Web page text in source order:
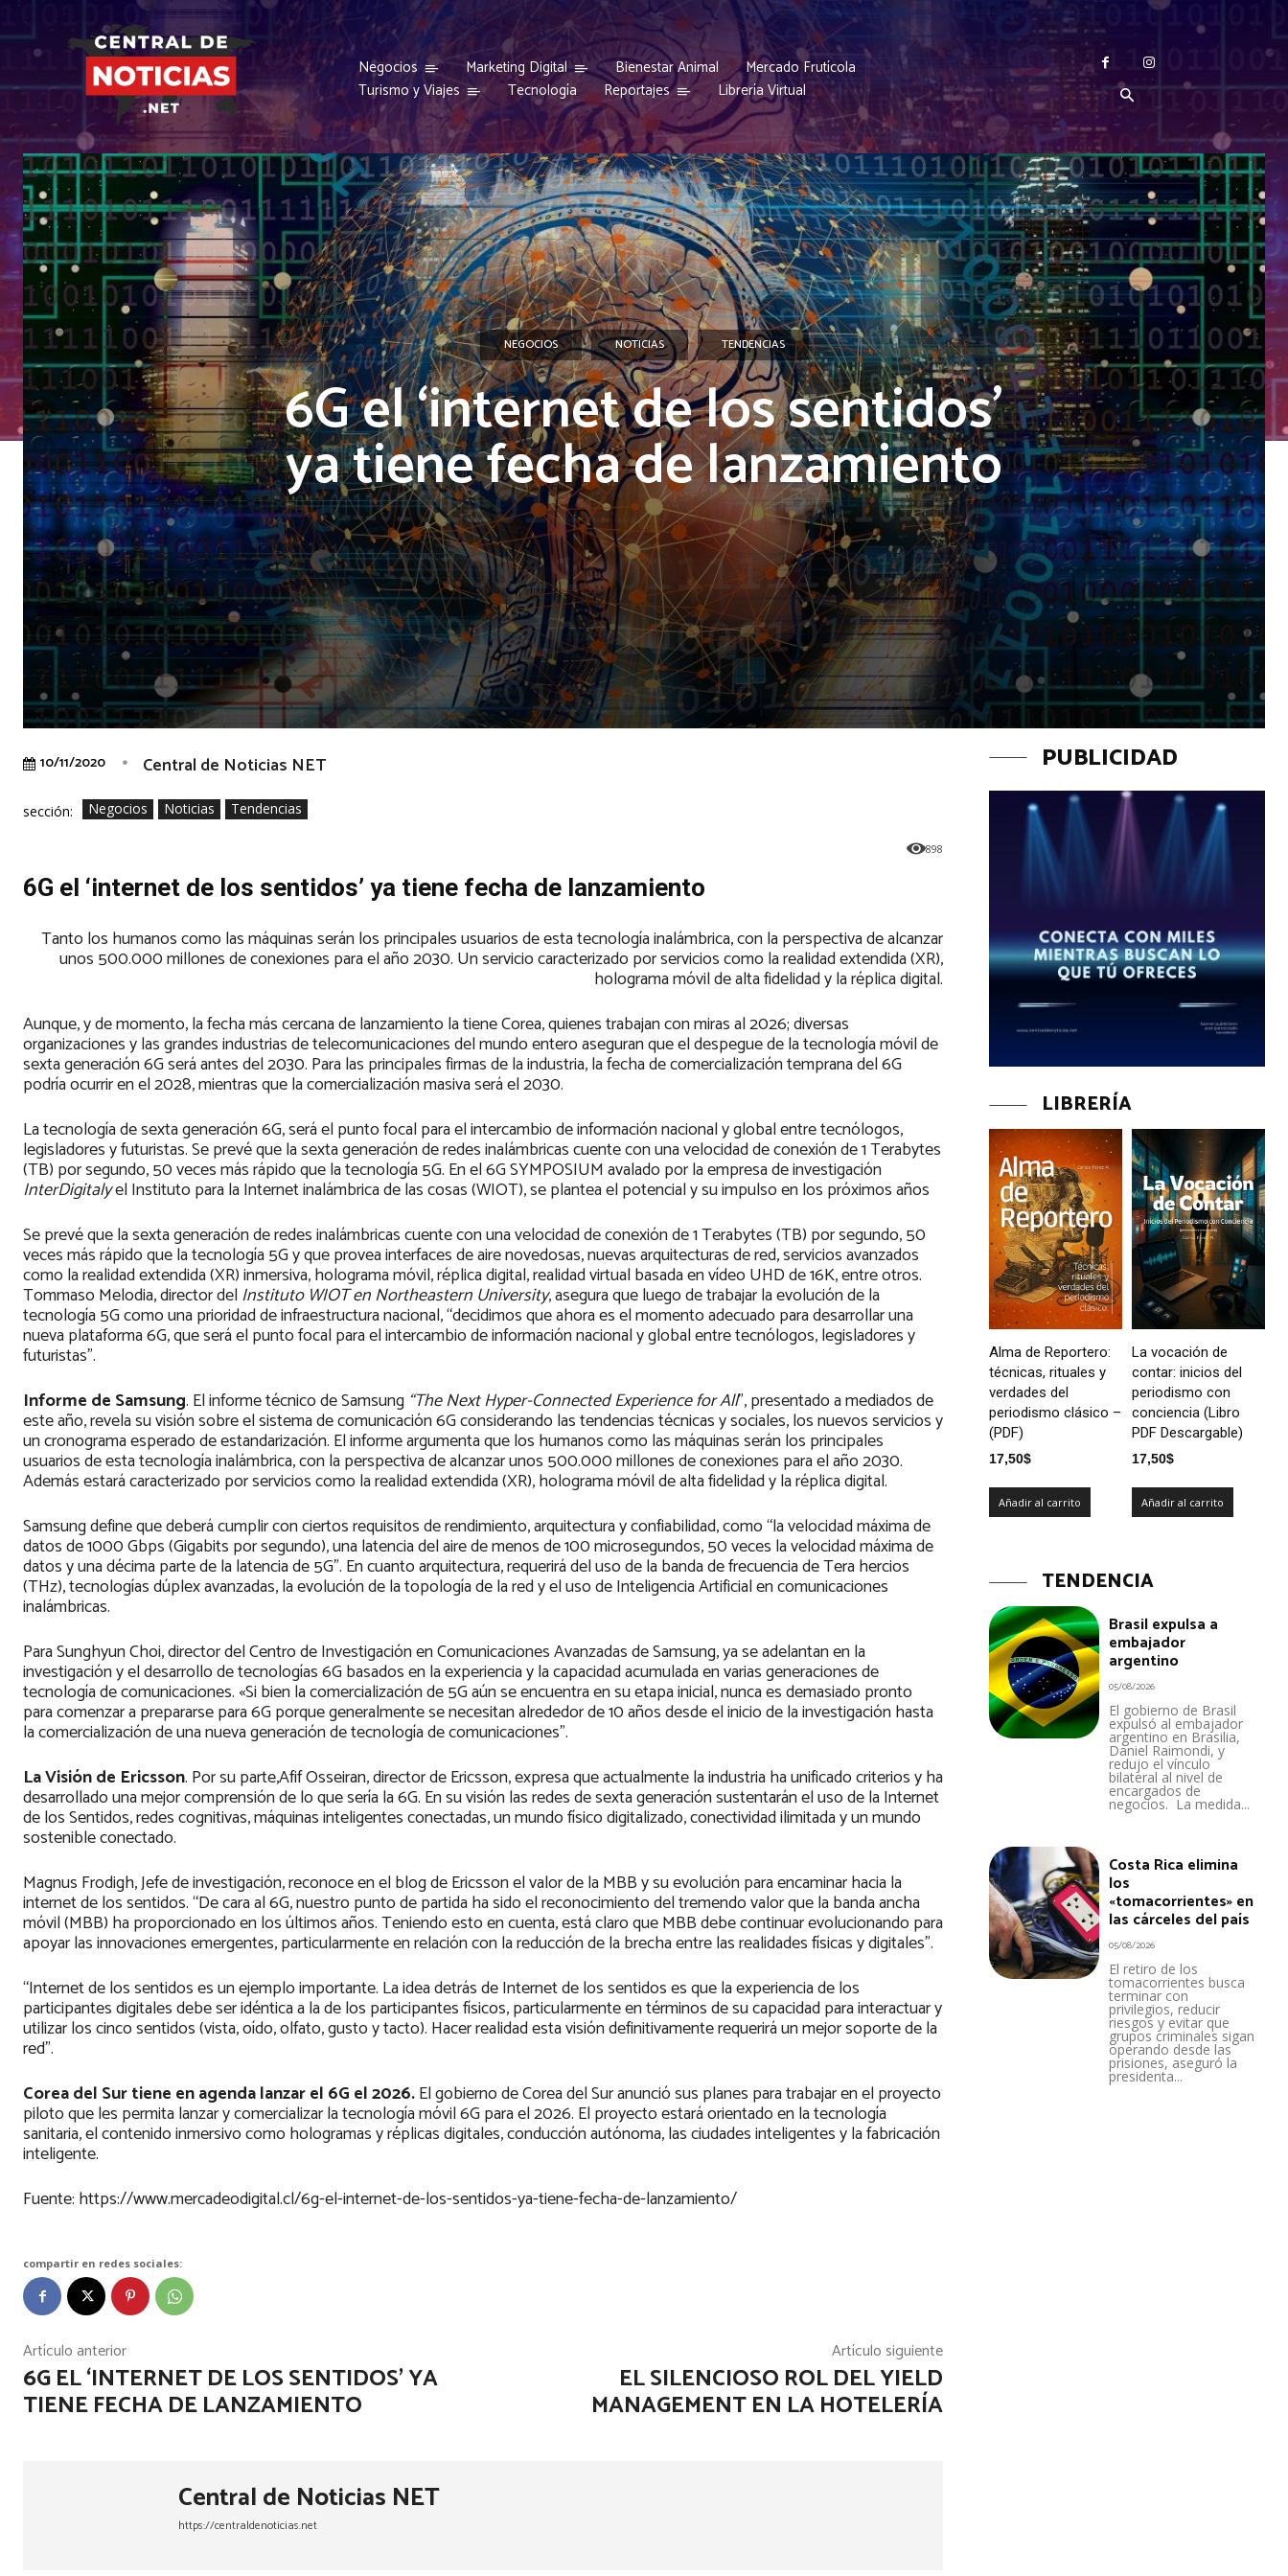
Negocios Marketing Digital Bienestar Animal
Mercado Frutícola
Turismo y Viajes
Tecnología Reportajes Librería Virtual
NEGOCIOS NOTICIAS TENDENCIAS
6G el ‘internet de los sentidos’
ya tiene fecha de lanzamiento
10/11/2020 Central de Noticias NET
sección: Negocios Noticias Tendencias
898
6G el ‘internet de los sentidos’ ya tiene fecha de lanzamiento
Tanto los humanos como las máquinas serán los principales usuarios de esta tecnología inalámbrica, con la perspectiva de alcanzar
unos 500.000 millones de conexiones para el año 2030. Un servicio caracterizado por servicios como la realidad extendida (XR),
holograma móvil de alta fidelidad y la réplica digital.
Aunque, y de momento, la fecha más cercana de lanzamiento la tiene Corea, quienes trabajan con miras al 2026; diversas
organizaciones y las grandes industrias de telecomunicaciones del mundo entero aseguran que el despegue de la tecnología móvil de
sexta generación 6G será antes del 2030. Para las principales firmas de la industria, la fecha de comercialización temprana del 6G
podría ocurrir en el 2028, mientras que la comercialización masiva será el 2030.
La tecnología de sexta generación 6G, será el punto focal para el intercambio de información nacional y global entre tecnólogos,
legisladores y futuristas. Se prevé que la sexta generación de redes inalámbricas cuente con una velocidad de conexión de 1 Terabytes
(TB) por segundo, 50 veces más rápido que la tecnología 5G. En el 6G SYMPOSIUM avalado por la empresa de investigación
InterDigitalyel Instituto para la Internet inalámbrica de las cosas (WIOT), se plantea el potencial y su impulso en los próximos años
Se prevé que la sexta generación de redes inalámbricas cuente con una velocidad de conexión de 1 Terabytes (TB) por segundo, 50
veces más rápido que la tecnología 5G y que provea interfaces de aire novedosas, nuevas arquitecturas de red, servicios avanzados
como la realidad extendida (XR) inmersiva, holograma móvil, réplica digital, realidad virtual basada en vídeo UHD de 16K, entre otros.
Tommaso Melodia, director delInstituto WIOT en Northeastern University, asegura que luego de trabajar la evolución de la
tecnología 5G como una prioridad de infraestructura nacional, “decidimos que ahora es el momento adecuado para desarrollar una
nueva plataforma 6G, que será el punto focal para el intercambio de información nacional y global entre tecnólogos, legisladores y
futuristas”.
Informe de Samsung. El informe técnico de Samsung “The Next Hyper-Connected Experience for All”, presentado a mediados de
este año, revela su visión sobre el sistema de comunicación 6G considerando las tendencias técnicas y sociales, los nuevos servicios y
un cronograma esperado de estandarización. El informe argumenta que los humanos como las máquinas serán los principales
usuarios de esta tecnología inalámbrica, con la perspectiva de alcanzar unos 500.000 millones de conexiones para el año 2030.
Además estará caracterizado por servicios como la realidad extendida (XR), holograma móvil de alta fidelidad y la réplica digital.
Samsung define que deberá cumplir con ciertos requisitos de rendimiento, arquitectura y confiabilidad, como “la velocidad máxima de
datos de 1000 Gbps (Gigabits por segundo), una latencia del aire de menos de 100 microsegundos, 50 veces la velocidad máxima de
datos y una décima parte de la latencia de 5G”. En cuanto arquitectura, requerirá del uso de la banda de frecuencia de Tera hercios
(THz), tecnologías dúplex avanzadas, la evolución de la topología de la red y el uso de Inteligencia Artificial en comunicaciones
inalámbricas.
Para Sunghyun Choi, director del Centro de Investigación en Comunicaciones Avanzadas de Samsung, ya se adelantan en la
investigación y el desarrollo de tecnologías 6G basados en la experiencia y la capacidad acumulada en varias generaciones de
tecnología de comunicaciones. «Si bien la comercialización de 5G aún se encuentra en su etapa inicial, nunca es demasiado pronto
para comenzar a prepararse para 6G porque generalmente se necesitan alrededor de 10 años desde el inicio de la investigación hasta
la comercialización de una nueva generación de tecnología de comunicaciones”.
La Visión de Ericsson. Por su parte,Afif Osseiran, director de Ericsson, expresa que actualmente la industria ha unificado criterios y ha
desarrollado una mejor comprensión de lo que sería la 6G. En su visión las redes de sexta generación sustentarán el uso de la Internet
de los Sentidos, redes cognitivas, máquinas inteligentes conectadas, un mundo físico digitalizado, conectividad ilimitada y un mundo
sostenible conectado.
Magnus Frodigh, Jefe de investigación, reconoce en el blog de Ericsson el valor de la MBB y su evolución para encaminar hacia la
internet de los sentidos. “De cara al 6G, nuestro punto de partida ha sido el reconocimiento del tremendo valor que la banda ancha
móvil (MBB) ha proporcionado en los últimos años. Teniendo esto en cuenta, está claro que MBB debe continuar evolucionando para
apoyar las innovaciones emergentes, particularmente en relación con la reducción de la brecha entre las realidades físicas y digitales”.
“Internet de los sentidos es un ejemplo importante. La idea detrás de Internet de los sentidos es que la experiencia de los
participantes digitales debe ser idéntica a la de los participantes físicos, particularmente en términos de su capacidad para interactuar y
utilizar los cinco sentidos (vista, oído, olfato, gusto y tacto). Hacer realidad esta visión definitivamente requerirá un mejor soporte de la
red”.
Corea del Sur tiene en agenda lanzar el 6G el 2026.El gobierno de Corea del Sur anunció sus planes para trabajar en el proyecto
piloto que les permita lanzar y comercializar la tecnología móvil 6G para el 2026. El proyecto estará orientado en la tecnología
sanitaria, el contenido inmersivo como hologramas y réplicas digitales, conducción autónoma, las ciudades inteligentes y la fabricación
inteligente.
Fuente: https://www.mercadeodigital.cl/6g-el-internet-de-los-sentidos-ya-tiene-fecha-de-lanzamiento/
compartir en redes sociales:
Artículo anterior
6G EL ‘INTERNET DE LOS SENTIDOS’ YA
TIENE FECHA DE LANZAMIENTO
Artículo siguiente
EL SILENCIOSO ROL DEL YIELD
MANAGEMENT EN LA HOTELERÍA
Central de Noticias NET
https://centraldenoticias.net
PUBLICIDAD
LIBRERÍA
Alma de Reportero:
técnicas, rituales y
verdades del
periodismo clásico –
(PDF)
17,50$
Añadir al carrito
La vocación de
contar: inicios del
periodismo con
conciencia (Libro
PDF Descargable)
17,50$
Añadir al carrito
TENDENCIA
Brasil expulsa a
embajador
argentino
05/08/2026
El gobierno de Brasil
expulsó al embajador
argentino en Brasilia,
Daniel Raimondi, y
redujo el vínculo
bilateral al nivel de
encargados de
negocios. La medida...
Costa Rica elimina
los
«tomacorrientes» en
las cárceles del país
05/08/2026
El retiro de los
tomacorrientes busca
terminar con
privilegios, reducir
riesgos y evitar que
grupos criminales sigan
operando desde las
prisiones, aseguró la
presidenta...